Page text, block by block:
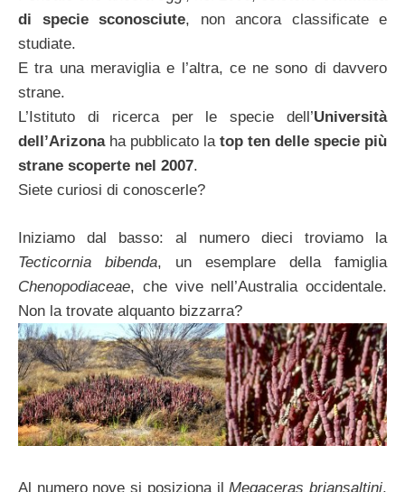
di specie sconosciute, non ancora classificate e
studiate.
E tra una meraviglia e l’altra, ce ne sono di davvero
strane.
L’Istituto di ricerca per le specie dell’Università
dell’Arizonaha pubblicato la top ten delle specie più
strane scoperte nel 2007.
Siete curiosi di conoscerle?
Iniziamo dal basso: al numero dieci troviamo la
Tecticornia bibenda, un esemplare della famiglia
Chenopodiaceae, che vive nell’Australia occidentale.
Non la trovate alquanto bizzarra?
Al numero nove si posiziona ilMegaceras briansaltini,